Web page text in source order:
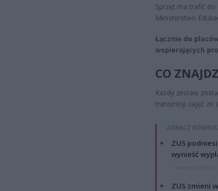
Sprzęt ma trafić do
Ministerstwo
Łącznie do
wspierających
CO
Każdy zestaw
transmisji zajęć ze
ZOBACZ
ZUS
wynieść
ZUS zmieni